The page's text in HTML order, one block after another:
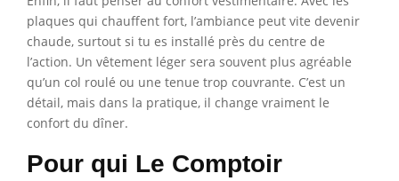
plaques qui chauffent fort, l’ambiance peut vite devenir
chaude, surtout si tu es installé près du centre de
l’action. Un vêtement léger sera souvent plus agréable
qu’un col roulé ou une tenue trop couvrante. C’est un
détail, mais dans la pratique, il change vraiment le
confort du dîner.
Pour qui Le Comptoir